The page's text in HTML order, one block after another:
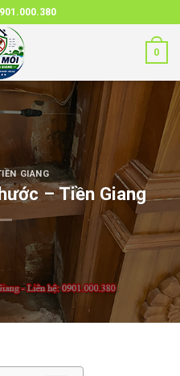
0
GIANG
– Tiền Giang